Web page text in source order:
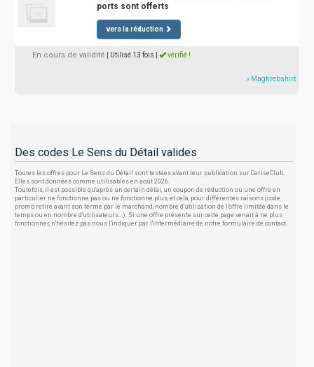
ports sont offerts
vers la réduction
En cours de validité | Utilisé 13 fois vérifié !
» Maghrebshirt
Des codes Le Sens du Détail valides
Toutes les offres pour Le Sens du Détail sont testées avant leur publication sur CeriseClub.
Elles sont données comme utilisables en août 2026.
Toutefois, il est possible qu'après un certain délai, un coupon de réduction ou une offre en
particulier ne fonctionne pas ou ne fonctionne plus, et cela, pour différentes raisons (code
promo retiré avant son terme par le marchand, nombre d'utilisation de l'offre limitée dans le
temps ou en nombre d'utilisateurs...). Si une offre présente sur cette page venait à ne plus
fonctionner, n'hésitez pas nous l'indiquer par l'intermédiaire de notre formulaire de contact.